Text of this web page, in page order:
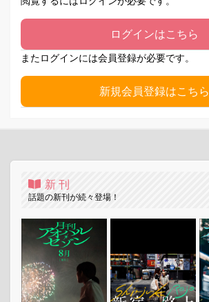
ログインはこちら
またログインには会員登録が必要です。
新規会員登録はこちら
新刊
話題の新刊が続々登場！